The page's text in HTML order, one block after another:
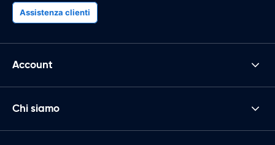
Assistenza clienti
Account
Chi siamo